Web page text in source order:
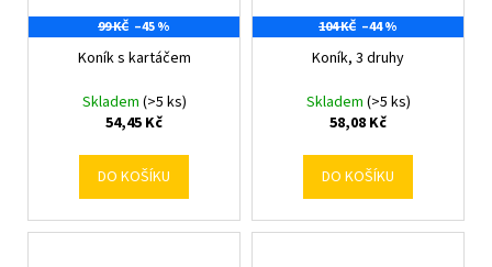
99 KČ –45 %
Koník s kartáčem
Skladem (>5 ks)
54,45 Kč
DO KOŠÍKU
104 KČ –44 %
Koník, 3 druhy
Skladem (>5 ks)
58,08 Kč
DO KOŠÍKU